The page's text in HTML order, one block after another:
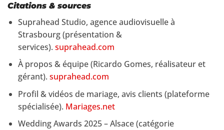
Citations & sources
Suprahead Studio, agence audiovisuelle à
Strasbourg (présentation &
services). suprahead.com
À propos & équipe (Ricardo Gomes, réalisateur et
gérant). suprahead.com
Profil & vidéos de mariage, avis clients (plateforme
spécialisée). Mariages.net
Wedding Awards 2025 – Alsace (catégorie